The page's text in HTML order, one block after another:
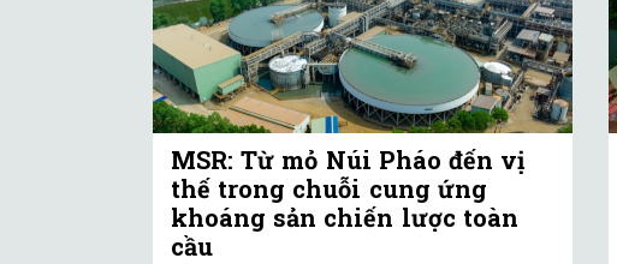
MSR: Từ mỏ Núi Pháo đến vị
thế trong chuỗi cung ứng
khoáng sản chiến lược toàn
cầu